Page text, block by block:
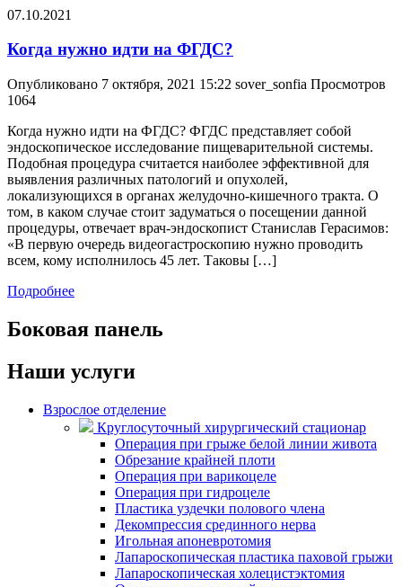
07.10.2021
Когда нужно идти на ФГДС?
Опубликовано 7 октября, 2021 15:22 sover_sonfia Просмотров
1064
Когда нужно идти на ФГДС? ФГДС представляет собой
эндоскопическое исследование пищеварительной системы.
Подобная процедура считается наиболее эффективной для
выявления различных патологий и опухолей,
локализующихся в органах желудочно-кишечного тракта. О
том, в каком случае стоит задуматься о посещении данной
процедуры, отвечает врач-эндоскопист Станислав Герасимов:
«В первую очередь видеогастроскопию нужно проводить
всем, кому исполнилось 45 лет. Таковы […]
Подробнее
Боковая панель
Наши услуги
Взрослое отделение
Круглосуточный хирургический стационар
Операция при грыже белой линии живота
Обрезание крайней плоти
Операция при варикоцеле
Операция при гидроцеле
Пластика уздечки полового члена
Декомпрессия срединного нерва
Игольная апоневротомия
Лапароскопическая пластика паховой грыжи
Лапароскопическая холецистэктомия